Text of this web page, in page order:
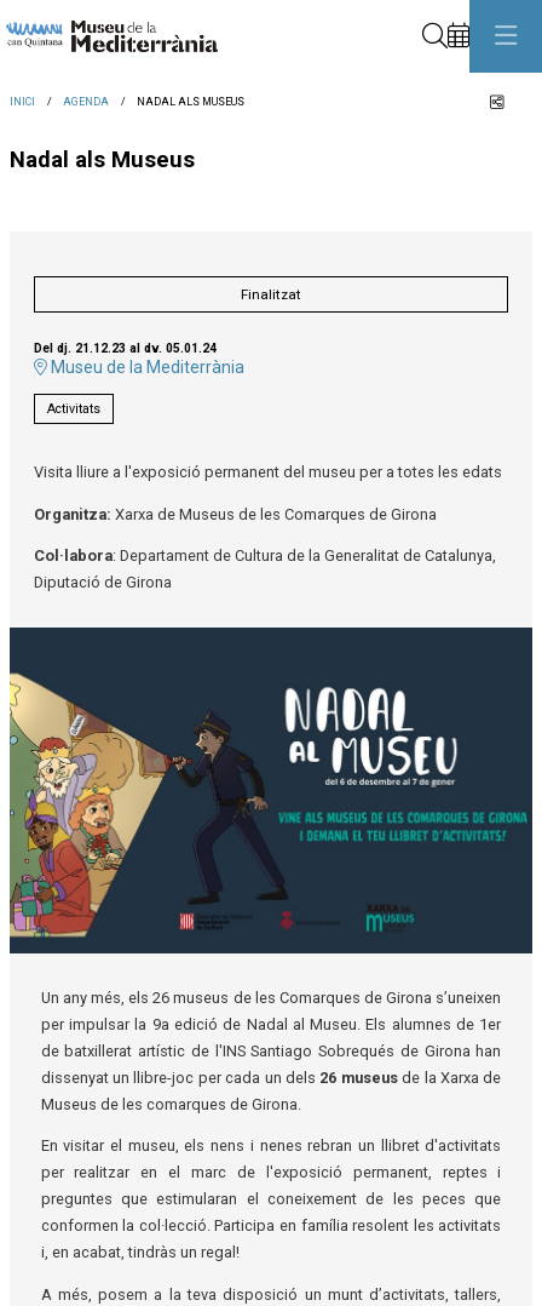
INICI AGENDA NADAL ALS MUSEUS
Nadal als Museus
Finalitzat
Del dj. 21.12.23 al dv. 05.01.24
Museu de la Mediterrània
Activitats
Visita lliure a l'exposició permanent del museu per a totes les edats
Organitza: Xarxa de Museus de les Comarques de Girona
Col·labora: Departament de Cultura de la Generalitat de Catalunya,
Diputació de Girona
Un any més, els 26 museus de les Comarques de Girona s’uneixen
per impulsar la 9a edició de Nadal al Museu. Els alumnes de 1er
de batxillerat artístic de l'INS Santiago Sobrequés de Girona han
dissenyat un llibre-joc per cada un dels 26 museusde la Xarxa de
Museus de les comarques de Girona.
En visitar el museu, els nens i nenes rebran un llibret d'activitats
per realitzar en el marc de l'exposició permanent, reptes i
preguntes que estimularan el coneixement de les peces que
conformen la col·lecció. Participa en família resolent les activitats
i, en acabat, tindràs un regal!
A més, posem a la teva disposició un munt d’activitats, tallers,